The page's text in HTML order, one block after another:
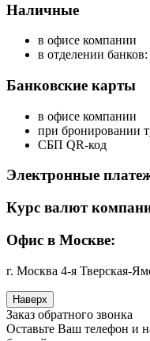
Наличные
в офисе компании
в отделении
Банковские карты
в офисе компании
при бронировании
СБП QR-код
Электронные
Курс валют
Офис в Москве:
г. Москва 4-я Тверская-
Наверх
Заказ обратного звонка
Оставьте Ваш телефон и